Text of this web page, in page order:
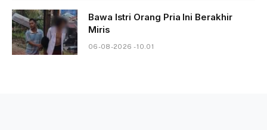
Bawa Istri Orang Pria Ini Berakhir
Miris
06-08-2026 - 10.01